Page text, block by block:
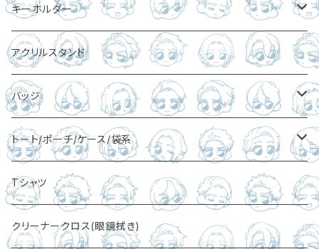
ステッカー
ポストカード
キーホルダー
アクリルキーホルダー
その他キーホルダー
アクリルスタンド
バッジ
缶バッヂ
レザーバッジ
トート/ポーチ/ケース/袋系
トート
ポーチ
Tシャツ
クリーナークロス(眼鏡拭き)